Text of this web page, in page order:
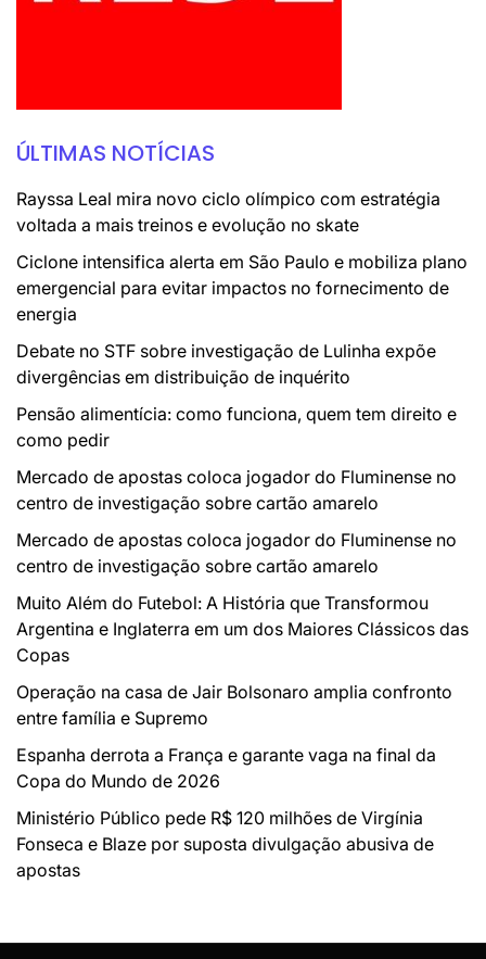
ÚLTIMAS NOTÍCIAS
Rayssa Leal mira novo ciclo olímpico com estratégia
voltada a mais treinos e evolução no skate
Ciclone intensifica alerta em São Paulo e mobiliza plano
emergencial para evitar impactos no fornecimento de
energia
Debate no STF sobre investigação de Lulinha expõe
divergências em distribuição de inquérito
Pensão alimentícia: como funciona, quem tem direito e
como pedir
Mercado de apostas coloca jogador do Fluminense no
centro de investigação sobre cartão amarelo
Mercado de apostas coloca jogador do Fluminense no
centro de investigação sobre cartão amarelo
Muito Além do Futebol: A História que Transformou
Argentina e Inglaterra em um dos Maiores Clássicos das
Copas
Operação na casa de Jair Bolsonaro amplia confronto
entre família e Supremo
Espanha derrota a França e garante vaga na final da
Copa do Mundo de 2026
Ministério Público pede R$ 120 milhões de Virgínia
Fonseca e Blaze por suposta divulgação abusiva de
apostas